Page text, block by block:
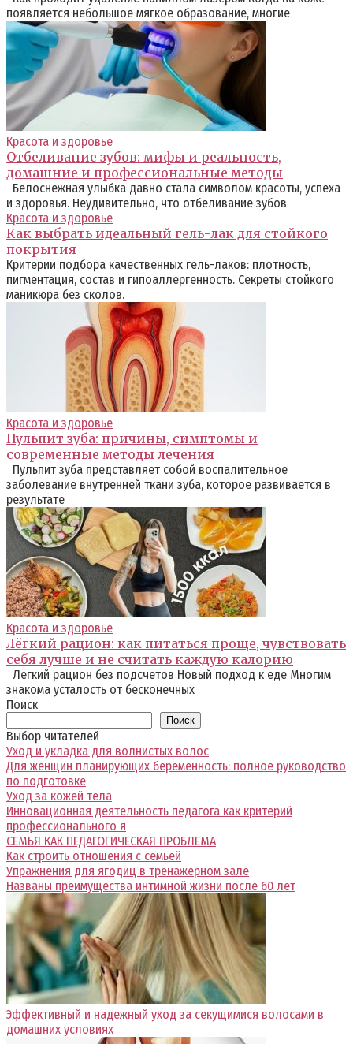
появляется небольшое мягкое образование, многие
Красота и здоровье
Отбеливание зубов: мифы и реальность,
домашние и профессиональные методы
Белоснежная улыбка давно стала символом красоты, успеха
и здоровья. Неудивительно, что отбеливание зубов
Красота и здоровье
Как выбрать идеальный гель-лак для стойкого
покрытия
Критерии подбора качественных гель-лаков: плотность,
пигментация, состав и гипоаллергенность. Секреты стойкого
маникюра без сколов.
Красота и здоровье
Пульпит зуба: причины, симптомы и
современные методы лечения
Пульпит зуба представляет собой воспалительное
заболевание внутренней ткани зуба, которое развивается в
результате
Красота и здоровье
Лёгкий рацион: как питаться проще, чувствовать
себя лучше и не считать каждую калорию
Лёгкий рацион без подсчётов Новый подход к еде Многим
знакома усталость от бесконечных
Поиск
Поиск
Выбор читателей
Уход и укладка для волнистых волос
Для женщин планирующих беременность: полное руководство
по подготовке
Уход за кожей тела
Инновационная деятельность педагога как критерий
профессионального я
СЕМЬЯ КАК ПЕДАГОГИЧЕСКАЯ ПРОБЛЕМА
Как строить отношения с семьей
Упражнения для ягодиц в тренажерном зале
Названы преимущества интимной жизни после 60 лет
Эффективный и надежный уход за секущимися волосами в
домашних условиях